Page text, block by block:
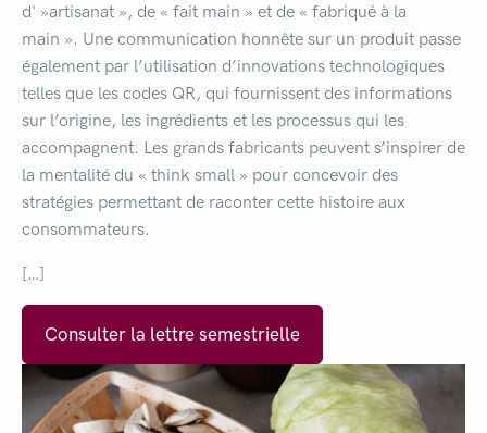
d' »artisanat », de « fait main » et de « fabriqué à la
main ». Une communication honnête sur un produit passe
également par l’utilisation d’innovations technologiques
telles que les codes QR, qui fournissent des informations
sur l’origine, les ingrédients et les processus qui les
accompagnent. Les grands fabricants peuvent s’inspirer de
la mentalité du « think small » pour concevoir des
stratégies permettant de raconter cette histoire aux
consommateurs.
[…]
Consulter la lettre semestrielle